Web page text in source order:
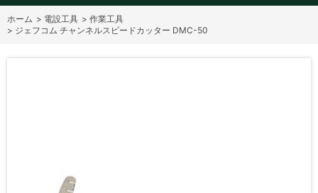
ホーム > 電設工具 > 作業工具
> ジェフコム チャンネルスピードカッター DMC-50